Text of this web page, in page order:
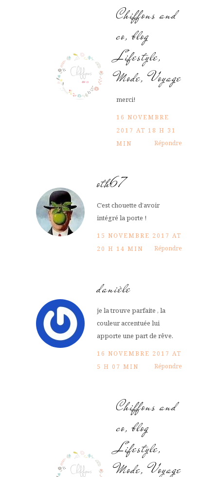
Chiffons and
co, blog
Lifestyle,
Mode, Voyage
merci!
16 NOVEMBRE
2017 AT 18 H 31
MIN
Répondre
oth67
C’est chouette d’avoir
intégré la porte !
15 NOVEMBRE 2017 AT
20 H 14 MIN
Répondre
danièle
je la trouve parfaite , la
couleur accentuée lui
apporte une part de rêve.
16 NOVEMBRE 2017 AT
5 H 07 MIN
Répondre
Chiffons and
co, blog
Lifestyle,
Mode, Voyage